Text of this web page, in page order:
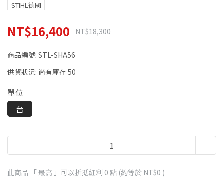
STIHL德國
NT$16,400 NT$18,300
商品編號: STL-SHA56
供貨狀況: 尚有庫存 50
單位
台
此商品 「 最高 」可以折抵紅利 0 點 (約等於 NT$0 )